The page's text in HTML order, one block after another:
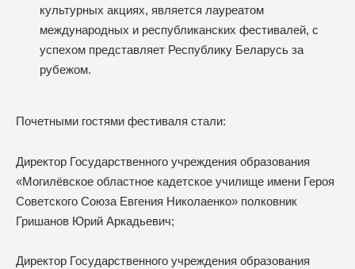
культурных акциях, является лауреатом
международных и республиканских фестивалей, с
успехом представляет Республику Беларусь за
рубежом.
Почетными гостями фестиваля стали:
Директор Государственного учреждения образования
«Могилёвское областное кадетское училище имени Героя
Советского Союза Евгения Николаенко» полковник
Гришанов Юрий Аркадьевич;
Директор Государственного учреждения образования